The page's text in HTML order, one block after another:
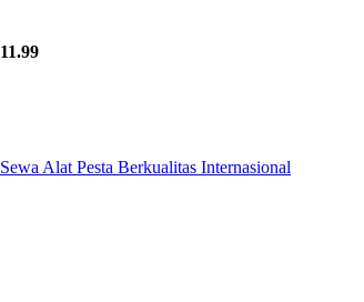
Alat Pesta Berkualitas Internasional